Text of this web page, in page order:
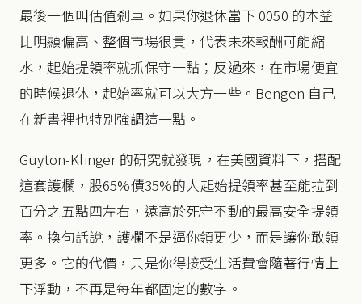
最後一個叫估值剎車。如果你退休當下 0050 的本益
比明顯偏高、整個市場很貴，代表未來報酬可能縮
水，起始提領率就抓保守一點；反過來，在市場便宜
的時候退休，起始率就可以大方一些。Bengen 自己
在新書裡也特別強調這一點。
Guyton-Klinger 的研究就發現，在美國資料下，搭配
這套護欄，股65%債35%的人起始提領率甚至能拉到
百分之五點四左右，遠高於死守不動的最高安全提領
率。換句話說，護欄不是逼你領更少，而是讓你敢領
更多。它的代價，只是你得接受生活費會隨著行情上
下浮動，不再是每年都固定的數字。